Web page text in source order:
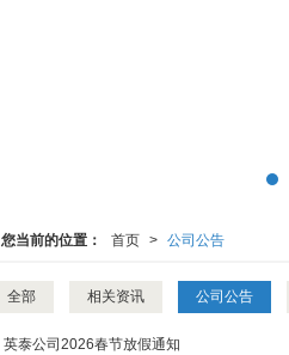
您当前的位置： 首页 > 公司公告
全部 相关资讯 公司公告
英泰公司2026春节放假通知